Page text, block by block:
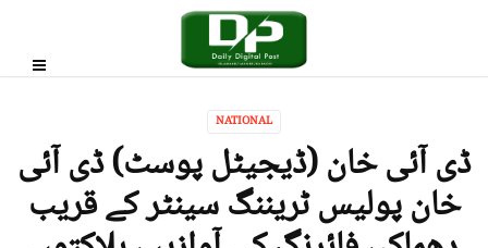
NATIONAL
ڈی آئی خان (ڈیجیٹل پوسٹ) ڈی آئی
خان پولیس ٹریننگ سینٹر کے قریب